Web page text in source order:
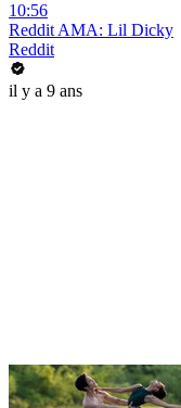
10:56
Reddit AMA: Lil Dicky
Reddit
il y a 9 ans